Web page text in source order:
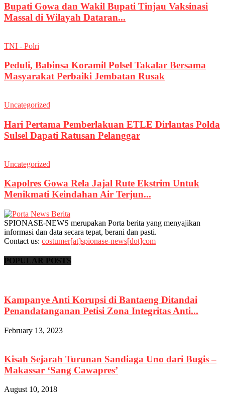
Bupati Gowa dan Wakil Bupati Tinjau Vaksinasi
Massal di Wilayah Dataran...
TNI - Polri
Peduli, Babinsa Koramil Polsel Takalar Bersama
Masyarakat Perbaiki Jembatan Rusak
Uncategorized
Hari Pertama Pemberlakuan ETLE Dirlantas Polda
Sulsel Dapati Ratusan Pelanggar
Uncategorized
Kapolres Gowa Rela Jajal Rute Ekstrim Untuk
Menikmati Keindahan Air Terjun...
SPIONASE-NEWS merupakan Porta berita yang menyajikan
informasi dan data secara tepat, berani dan pasti.
Contact us: costumer[at]spionase-news[dot]com
POPULAR POSTS
Kampanye Anti Korupsi di Bantaeng Ditandai
Penandatanganan Petisi Zona Integritas Anti...
February 13, 2023
Kisah Sejarah Turunan Sandiaga Uno dari Bugis –
Makassar ‘Sang Cawapres’
August 10, 2018